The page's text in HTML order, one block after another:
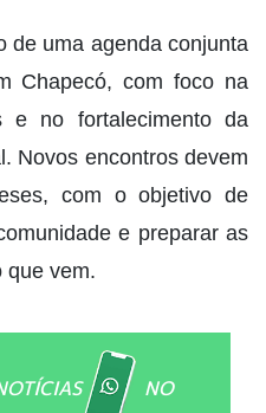
de uma agenda conjunta
Chapecó, com foco na
e no fortalecimento da
Novos encontros devem
com o objetivo de
e preparar as
que vem.
NO